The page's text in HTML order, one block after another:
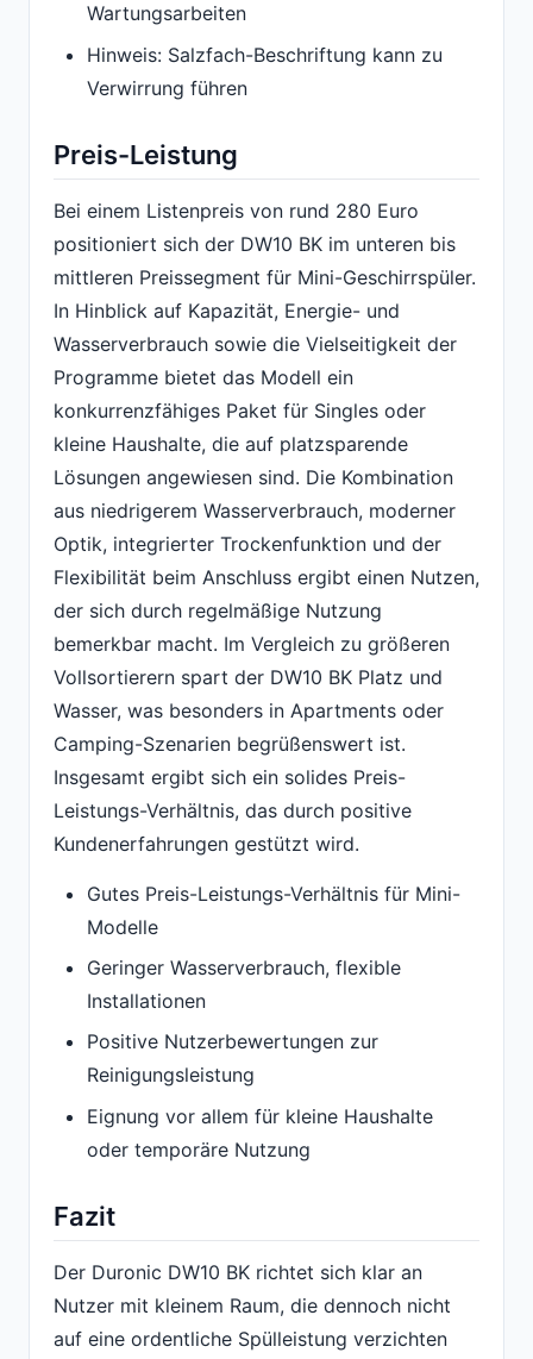
Wartungsarbeiten
Hinweis: Salzfach-Beschriftung kann zu
Verwirrung führen
Preis-Leistung
Bei einem Listenpreis von rund 280 Euro
positioniert sich der DW10 BK im unteren bis
mittleren Preissegment für Mini-Geschirrspüler.
In Hinblick auf Kapazität, Energie- und
Wasserverbrauch sowie die Vielseitigkeit der
Programme bietet das Modell ein
konkurrenzfähiges Paket für Singles oder
kleine Haushalte, die auf platzsparende
Lösungen angewiesen sind. Die Kombination
aus niedrigerem Wasserverbrauch, moderner
Optik, integrierter Trockenfunktion und der
Flexibilität beim Anschluss ergibt einen Nutzen,
der sich durch regelmäßige Nutzung
bemerkbar macht. Im Vergleich zu größeren
Vollsortierern spart der DW10 BK Platz und
Wasser, was besonders in Apartments oder
Camping-Szenarien begrüßenswert ist.
Insgesamt ergibt sich ein solides Preis-
Leistungs-Verhältnis, das durch positive
Kundenerfahrungen gestützt wird.
Gutes Preis-Leistungs-Verhältnis für Mini-
Modelle
Geringer Wasserverbrauch, flexible
Installationen
Positive Nutzerbewertungen zur
Reinigungsleistung
Eignung vor allem für kleine Haushalte
oder temporäre Nutzung
Fazit
Der Duronic DW10 BK richtet sich klar an
Nutzer mit kleinem Raum, die dennoch nicht
auf eine ordentliche Spülleistung verzichten